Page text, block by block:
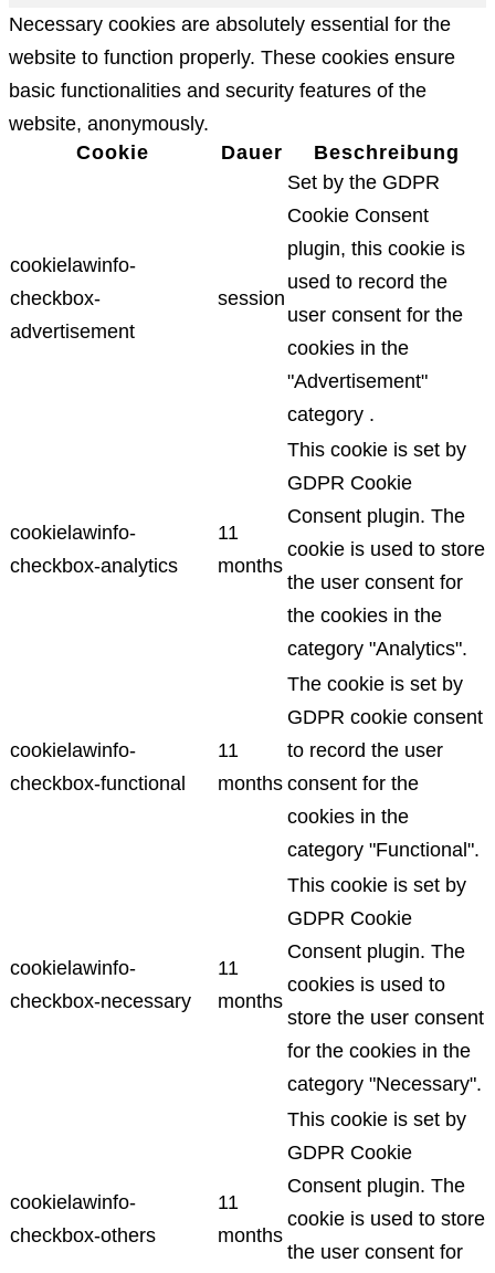
Necessary cookies are absolutely essential for the
website to function properly. These cookies ensure
basic functionalities and security features of the
website, anonymously.
Cookie
Dauer Beschreibung
cookielawinfo-
checkbox-
advertisement
session
Set by the GDPR
Cookie Consent
plugin, this cookie is
used to record the
user consent for the
cookies in the
"Advertisement"
category .
cookielawinfo-
checkbox-analytics
11
months
This cookie is set by
GDPR Cookie
Consent plugin. The
cookie is used to store
the user consent for
the cookies in the
category "Analytics".
cookielawinfo-
checkbox-functional
11
months
The cookie is set by
GDPR cookie consent
to record the user
consent for the
cookies in the
category "Functional".
cookielawinfo-
checkbox-necessary
11
months
This cookie is set by
GDPR Cookie
Consent plugin. The
cookies is used to
store the user consent
for the cookies in the
category "Necessary".
cookielawinfo-
checkbox-others
11
months
This cookie is set by
GDPR Cookie
Consent plugin. The
cookie is used to store
the user consent for